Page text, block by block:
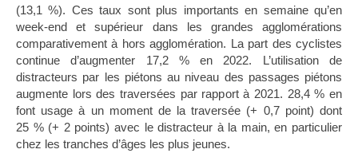
(13,1 %). Ces taux sont plus importants en semaine qu’en
week-end et supérieur dans les grandes agglomérations
comparativement à hors agglomération. La part des cyclistes
continued’augmenter 17,2 % en 2022. L’utilisation de
distracteurs par les piétons au niveau des passages piétons
augmente lors des traversées par rapport à 2021. 28,4 % en
font usage à un moment de la traversée (+ 0,7 point) dont
25 % (+ 2 points) avec le distracteur à la main, en particulier
chez les tranches d’âges les plus jeunes.